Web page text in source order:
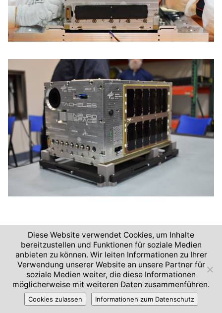
2026 © Deutsches Zentrum für Luft- und Raumfahrt
Impressum und Nutzungsbedingungen
Datenschutz
Barrierefreiheit
Diese Website verwendet Cookies, um Inhalte
bereitzustellen und Funktionen für soziale Medien
anbieten zu können. Wir leiten Informationen zu Ihrer
Verwendung unserer Website an unsere Partner für
soziale Medien weiter, die diese Informationen
möglicherweise mit weiteren Daten zusammenführen.
Cookies zulassen Informationen zum Datenschutz